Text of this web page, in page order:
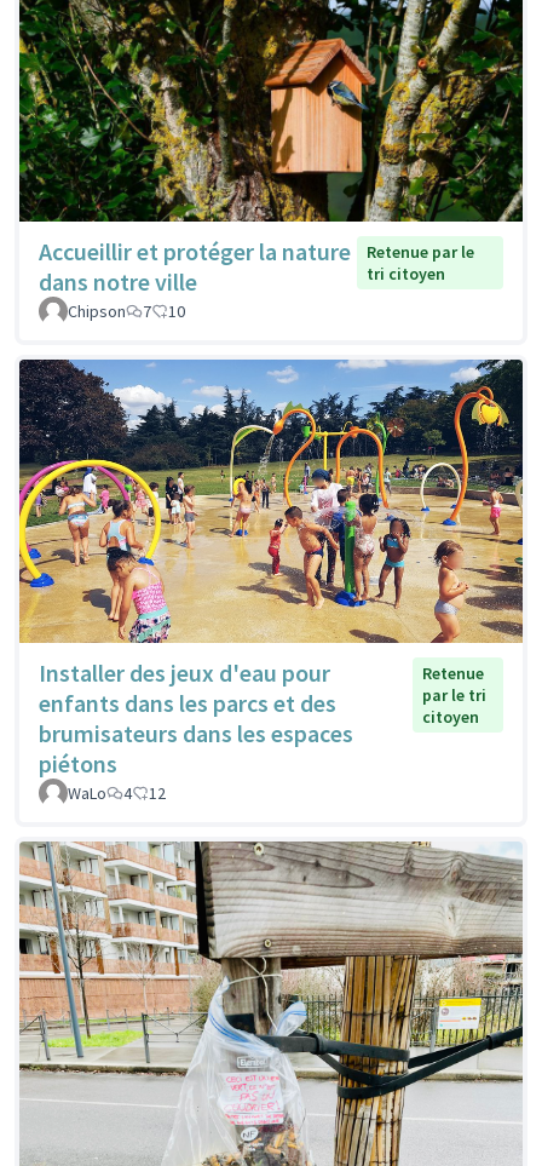
Accueillir et protéger la nature
dans notre ville
Retenue par le
tri citoyen
Chipson
7 10
Installer des jeux d'eau pour
enfants dans les parcs et des
brumisateurs dans les espaces
piétons
Retenue
par le tri
citoyen
WaLo 4 12